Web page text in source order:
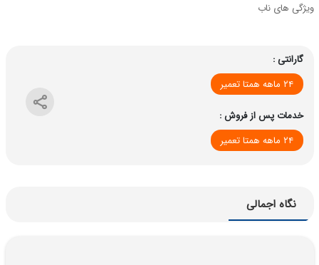
ویژگی های ناب
گارانتی :
۲۴ ماهه همتا تعمیر
خدمات پس از فروش :
۲۴ ماهه همتا تعمیر
نگاه اجمالی